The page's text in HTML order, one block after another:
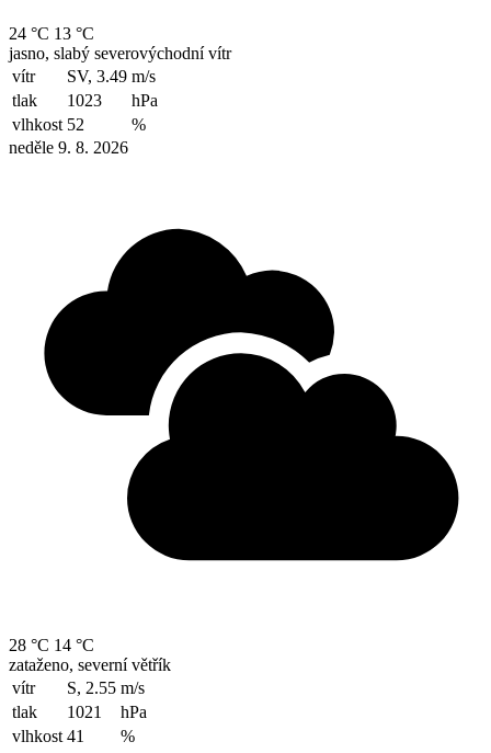
24 °C 13 °C
jasno, slabý severovýchodní vítr
vítr
SV, 3.49 m/s
tlak
1023
hPa
vlhkost 52
%
neděle 9. 8. 2026
28 °C 14 °C
zataženo, severní větřík
vítr
S, 2.55 m/s
tlak
1021
hPa
vlhkost 41 %